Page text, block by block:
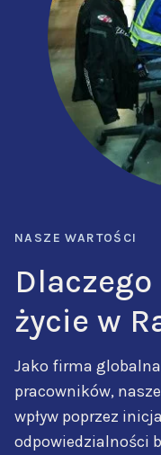
NASZE WARTOŚCI
życie w
Jako firma
pracowników,
wpływ poprzez
odpowiedzialności